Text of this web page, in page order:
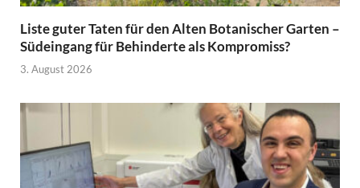
Liste guter Taten für den Alten Botanischer Garten –
Südeingang für Behinderte als Kompromiss?
3. August 2026